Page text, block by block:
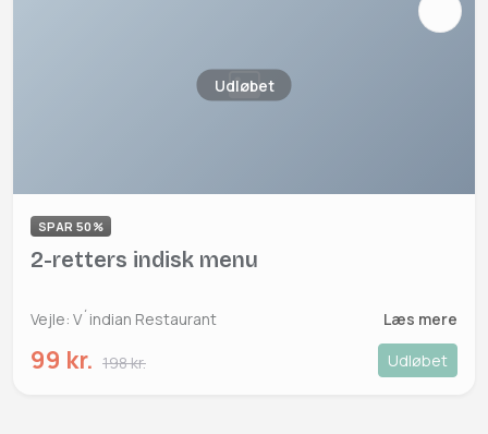
Udløbet
SPAR 50%
2-retters indisk menu
Vejle: V´indian Restaurant Læs mere
99 kr. 198 kr. Udløbet